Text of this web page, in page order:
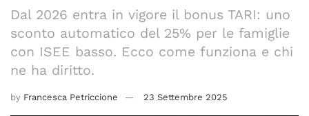
Dal 2026 entra in vigore il bonus TARI: uno
sconto automatico del 25% per le famiglie
con ISEE basso. Ecco come funziona e chi
ne ha diritto.
by Francesca Petriccione 23 Settembre 2025